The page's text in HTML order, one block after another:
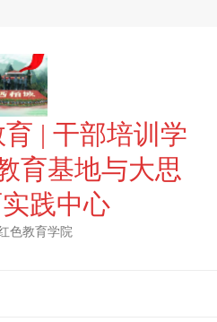
| 干部培训学
育基地与大思
践中心
色教育学院